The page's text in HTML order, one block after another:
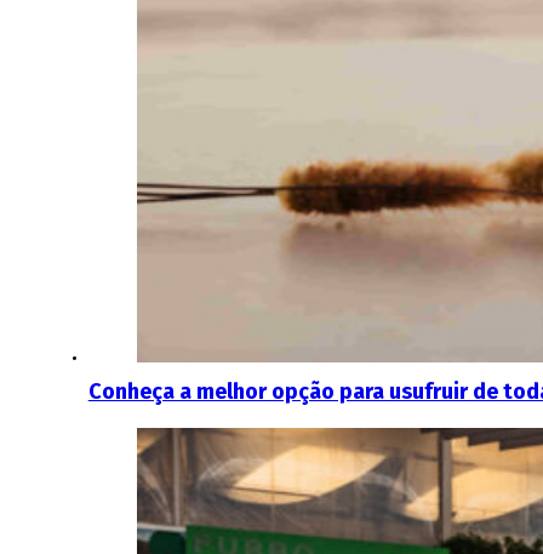
Conheça a melhor opção para usufruir de